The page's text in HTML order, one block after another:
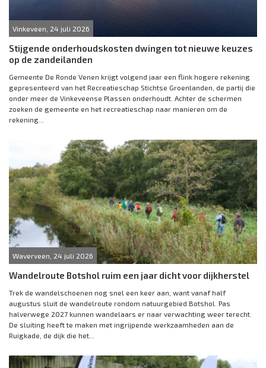
Vinkeveen, 24 juli 2026
Stijgende onderhoudskosten dwingen tot nieuwe keuzes
op de zandeilanden
Gemeente De Ronde Venen krijgt volgend jaar een flink hogere rekening
gepresenteerd van het Recreatieschap Stichtse Groenlanden, de partij die
onder meer de Vinkeveense Plassen onderhoudt. Achter de schermen
zoeken de gemeente en het recreatieschap naar manieren om de
rekening...
Waverveen, 24 juli 2026
Wandelroute Botshol ruim een jaar dicht voor dijkherstel
Trek de wandelschoenen nog snel een keer aan, want vanaf half
augustus sluit de wandelroute rondom natuurgebied Botshol. Pas
halverwege 2027 kunnen wandelaars er naar verwachting weer terecht.
De sluiting heeft te maken met ingrijpende werkzaamheden aan de
Ruigkade, de dijk die het...